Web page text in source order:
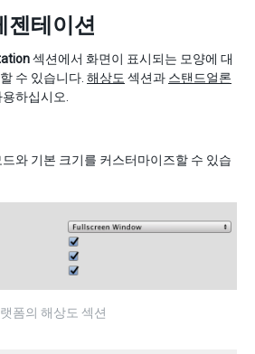
젠테이션
섹션에서 화면이 표시되는 모양에 대
수 있습니다. 해상도 섹션과 스탠드얼론
하십시오.
와 기본 크기를 커스터마이즈할 수 있습
폼의 해상도 섹션